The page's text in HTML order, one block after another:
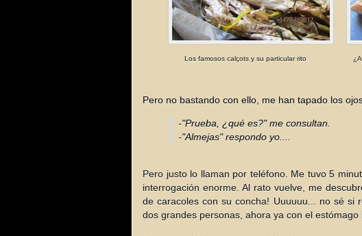
Los famosos calçots y su particular rito
Pero no bastando con ello, me han tapado los
-"Prueba, ¿qué es?" me consultan.
-"Almejas" respondo yo....
Pero justo lo llaman por teléfono. Me tuvo 5
interrogación enorme. Al rato vuelve, me
de caracoles con su concha! Uuuuuu... no sé
dos grandes personas, ahora ya con el estómago